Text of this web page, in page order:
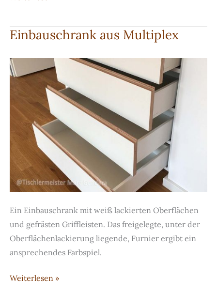
Wandschrank
Einbauschrank aus Multiplex
Ein Einbauschrank mit weiß lackierten Oberflächen
und gefrästen Griffleisten. Das freigelegte, unter der
Oberflächenlackierung liegende, Furnier ergibt ein
ansprechendes Farbspiel.
Einbauschrank
Weiterlesen »